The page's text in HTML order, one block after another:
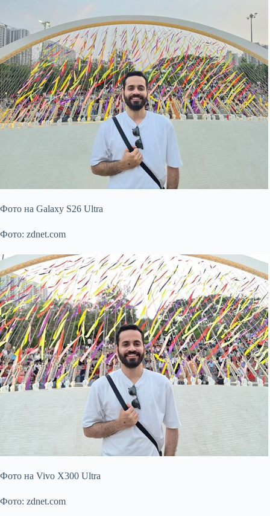
Фото на Galaxy S26 Ultra
Фото: zdnet.com
Фото на Vivo X300 Ultra
Фото: zdnet.com